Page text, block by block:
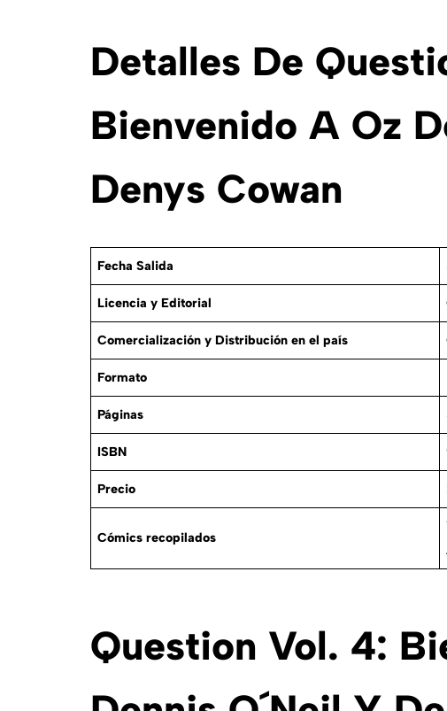
Detalles De
Bienvenido A Oz
Denys Cowan
Fecha Salida
Licencia y Editorial
Comercialización y Distribución en el país
Formato
Páginas
ISBN
Precio
Cómics recopilados
Question Vol. 4: